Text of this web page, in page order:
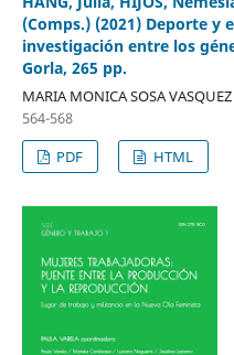
(Comps.) (2021) Deporte y
investigación entre los
Gorla, 265 pp.
MARIA MONICA SOSA VASQUEZ
564-568
PDF
HTML